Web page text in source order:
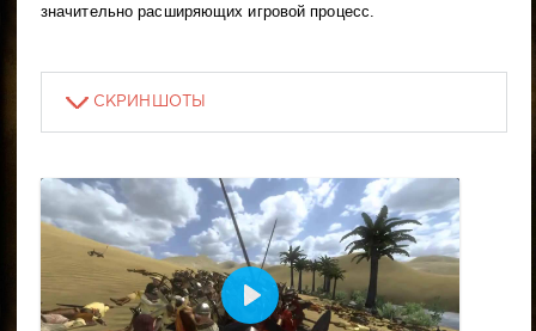
значительно расширяющих игровой процесс.
СКРИНШОТЫ
В